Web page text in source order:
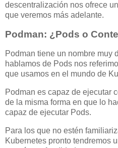
descentralización nos ofrece
que veremos más adelante.
Podman: ¿Pods o
Podman tiene un nombre muy
hablamos de Pods nos
que usamos en el mundo de
Podman es capaz de ejecutar
de la misma forma en que lo
capaz de ejecutar Pods.
Para los que no estén
Kubernetes pronto tendremos